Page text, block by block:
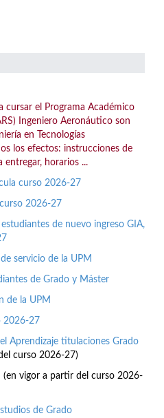
cursar el Programa Académico
Ingeniero Aeronáutico son
en Tecnologías
los efectos: instrucciones de
entregar, horarios ...
curso 2026-27
2026-27
de nuevo ingreso GIA,
servicio de la UPM
de Grado y Máster
de la UPM
2026-27
Aprendizaje titulaciones Grado
curso 2026-27)
(en vigor a partir del curso 2026-
de Grado